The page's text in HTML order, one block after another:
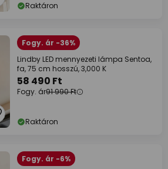
Raktáron
Fogy. ár -36%
Lindby LED mennyezeti lámpa Sentoa,
fa, 75 cm hosszú, 3,000 K
58 490 Ft
Fogy. ár91 990 Ft
Raktáron
Fogy. ár -6%